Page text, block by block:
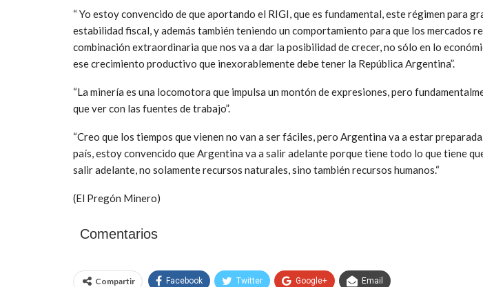
“ Yo estoy convencido de que aportando el RIGI, que es fundamental, este régimen para
estabilidad fiscal, y además también teniendo un comportamiento para que los mercados
combinación extraordinaria que nos va a dar la posibilidad de crecer, no sólo en lo
ese crecimiento productivo que inexorablemente debe tener la República Argentina”.
“La minería es una locomotora que impulsa un montón de expresiones, pero
que ver con las fuentes de trabajo”.
“Creo que los tiempos que vienen no van a ser fáciles, pero Argentina va a estar
país, estoy convencido que Argentina va a salir adelante porque tiene todo lo que tiene
salir adelante, no solamente recursos naturales, sino también recursos humanos.“
(El Pregón Minero)
Comentarios
Compartir Facebook Twitter Google+ Email